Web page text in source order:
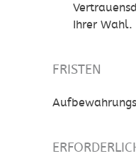
Ihrer Wahl.
FRISTEN